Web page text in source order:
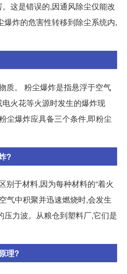
这是错误的,因通风除尘仅能改
爆炸的危害性转移到除尘系统内,
质。 粉尘爆炸是指悬浮于空气
火花等火源时发生的爆炸现
尘爆炸应具备三个条件,即粉尘
?
别于材料,因为每种材料的“着火
气中积聚并迅速燃烧时,会发生
压力波。从粮仓到塑料厂,它们是
理?